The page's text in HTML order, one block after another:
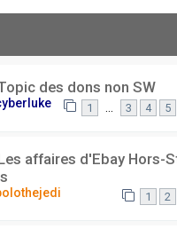
des dons non SW
1 3 4 5
affaires d'Ebay Hors-
1 2